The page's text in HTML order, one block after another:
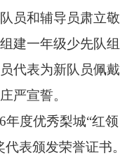
员和辅导员肃立敬
建一年级少先队组
代表为新队员佩戴
严宣誓。
年度优秀梨城“红领
代表颁发荣誉证书。